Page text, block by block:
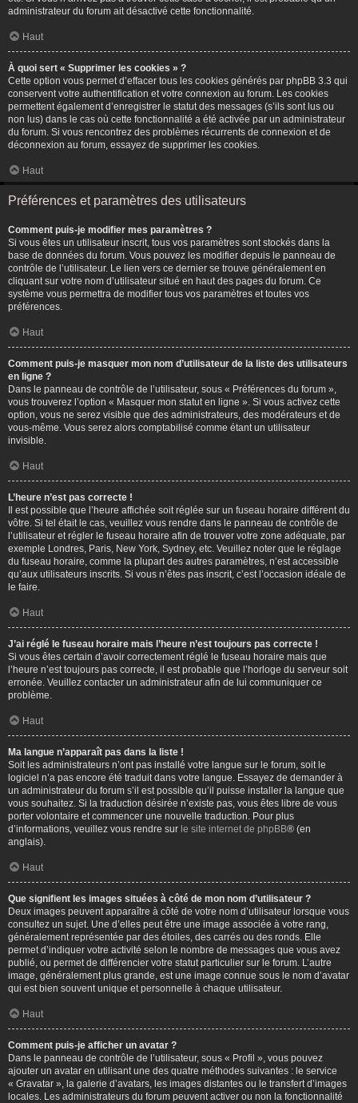
administrateur du forum ait désactivé cette fonctionnalité.
Haut
À quoi sert « Supprimer les cookies » ?
Cette option vous permet d’effacer tous les cookies générés par phpBB 3.3 qui
conservent votre authentification et votre connexion au forum. Les cookies
permettent également d’enregistrer le statut des messages (s’ils sont lus ou
non lus) dans le cas où cette fonctionnalité a été activée par un administrateur
du forum. Si vous rencontrez des problèmes récurrents de connexion et de
déconnexion au forum, essayez de supprimer les cookies.
Haut
Préférences et paramètres des utilisateurs
Comment puis-je modifier mes paramètres ?
Si vous êtes un utilisateur inscrit, tous vos paramètres sont stockés dans la
base de données du forum. Vous pouvez les modifier depuis le panneau de
contrôle de l’utilisateur. Le lien vers ce dernier se trouve généralement en
cliquant sur votre nom d’utilisateur situé en haut des pages du forum. Ce
système vous permettra de modifier tous vos paramètres et toutes vos
préférences.
Haut
Comment puis-je masquer mon nom d’utilisateur de la liste des utilisateurs
en ligne ?
Dans le panneau de contrôle de l’utilisateur, sous « Préférences du forum »,
vous trouverez l’option « Masquer mon statut en ligne ». Si vous activez cette
option, vous ne serez visible que des administrateurs, des modérateurs et de
vous-même. Vous serez alors comptabilisé comme étant un utilisateur
invisible.
Haut
L’heure n’est pas correcte !
Il est possible que l’heure affichée soit réglée sur un fuseau horaire différent du
vôtre. Si tel était le cas, veuillez vous rendre dans le panneau de contrôle de
l’utilisateur et régler le fuseau horaire afin de trouver votre zone adéquate, par
exemple Londres, Paris, New York, Sydney, etc. Veuillez noter que le réglage
du fuseau horaire, comme la plupart des autres paramètres, n’est accessible
qu’aux utilisateurs inscrits. Si vous n’êtes pas inscrit, c’est l’occasion idéale de
le faire.
Haut
J’ai réglé le fuseau horaire mais l’heure n’est toujours pas correcte !
Si vous êtes certain d’avoir correctement réglé le fuseau horaire mais que
l’heure n’est toujours pas correcte, il est probable que l’horloge du serveur soit
erronée. Veuillez contacter un administrateur afin de lui communiquer ce
problème.
Haut
Ma langue n’apparaît pas dans la liste !
Soit les administrateurs n’ont pas installé votre langue sur le forum, soit le
logiciel n’a pas encore été traduit dans votre langue. Essayez de demander à
un administrateur du forum s’il est possible qu’il puisse installer la langue que
vous souhaitez. Si la traduction désirée n’existe pas, vous êtes libre de vous
porter volontaire et commencer une nouvelle traduction. Pour plus
d’informations, veuillez vous rendre sur le site internet de phpBB® (en
anglais).
Haut
Que signifient les images situées à côté de mon nom d’utilisateur ?
Deux images peuvent apparaître à côté de votre nom d’utilisateur lorsque vous
consultez un sujet. Une d’elles peut être une image associée à votre rang,
généralement représentée par des étoiles, des carrés ou des ronds. Elle
permet d’indiquer votre activité selon le nombre de messages que vous avez
publié, ou permet de différencier votre statut particulier sur le forum. L’autre
image, généralement plus grande, est une image connue sous le nom d’avatar
qui est bien souvent unique et personnelle à chaque utilisateur.
Haut
Comment puis-je afficher un avatar ?
Dans le panneau de contrôle de l’utilisateur, sous « Profil », vous pouvez
ajouter un avatar en utilisant une des quatre méthodes suivantes : le service
« Gravatar », la galerie d’avatars, les images distantes ou le transfert d’images
locales. Les administrateurs du forum peuvent activer ou non la fonctionnalité